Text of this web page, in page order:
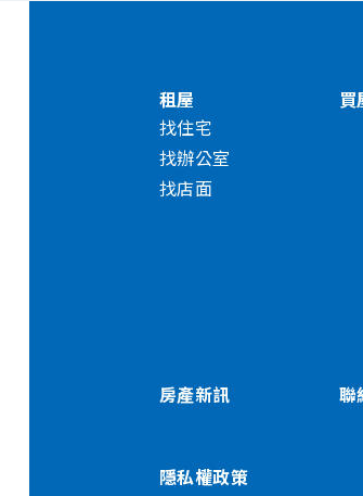
租屋
找住宅
找辦公室
找店面
買
房產新訊 聯
隱私權政策